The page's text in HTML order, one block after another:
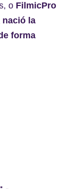
o FilmicPro
nació la
forma